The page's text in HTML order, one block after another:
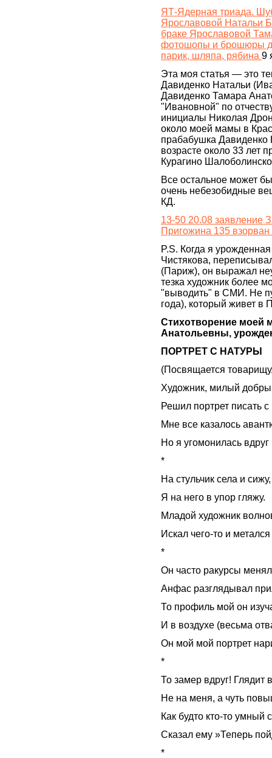
ЯТ-Ядерная триада.
Ярославовой Натальи
браке Ярославовой
фотошопы и брoшюры
парик, шляпа, рябина 9
Эта моя статья — это
Давиденко Натальи
Давиденко Тамара
"Ивановной" по
инициалы Николая
около моей мамы в
прабабушка Давиденко
возрасте около 33 лет
Курагино
Все остальное может
очень небезобидные
КД.
13-50 20.08 заявление
Пригожина 135 взорван
P.S. Когда я
Чистякова,
(Париж), он выражал
тезка художник более
"выводить" в СМИ. Не
года), который живет в
Стихотворение
Анатольевны,
ПОРТРЕТ С НАТУРЫ
(Посвящается
Художник, милый
Решил портрет писать
Мне все казалось
Но я угомонилась вдруг
*
На стульчик села и сижу,
Я на него в упор гляжу.
Младой художник
Искал чего-то и метался
*
Он часто ракурсы
Анфас разглядывал
То профиль мой он
И в воздухе (весьма
Он мой мой портрет
*
То замер вдруг! Глядит
Не на меня, а чуть
Как будто кто-то умный
Сказал ему »Теперь
*